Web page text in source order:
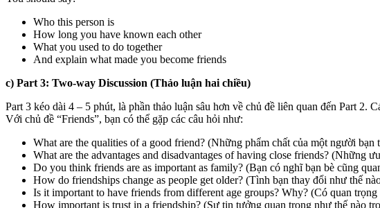
Who this person is
How long you have known each other
What you used to do together
And explain what made you become friends
c) Part 3: Two-way Discussion (Thảo luận hai chiều)
Part 3 kéo dài 4 – 5 phút, là phần thảo luận sâu hơn về chủ đề liên quan đến Part
Với chủ đề “Friends”, bạn có thể gặp các câu hỏi như:
What are the qualities of a good friend? (Những phẩm chất của một người bạn
What are the advantages and disadvantages of having close friends? (Những
Do you think friends are as important as family? (Bạn có nghĩ bạn bè cũng
How do friendships change as people get older? (Tình bạn thay đổi như thế
Is it important to have friends from different age groups? Why? (Có quan
How important is trust in a friendship? (Sự tin tưởng quan trọng như thế nào